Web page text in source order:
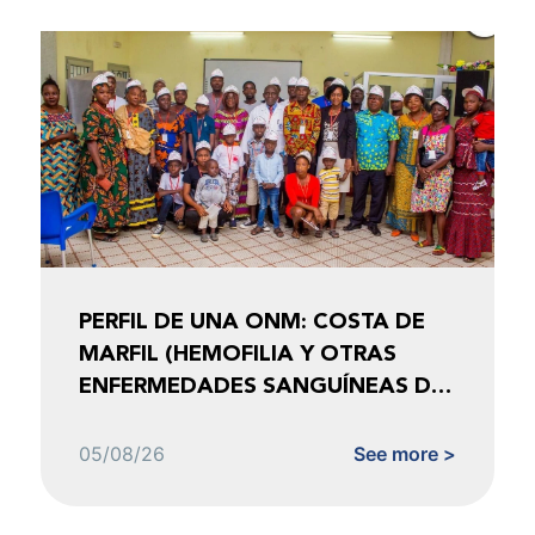
PERFIL DE UNA ONM: COSTA DE
MARFIL (HEMOFILIA Y OTRAS
ENFERMEDADES SANGUÍNEAS DE
05/08/26 See more >